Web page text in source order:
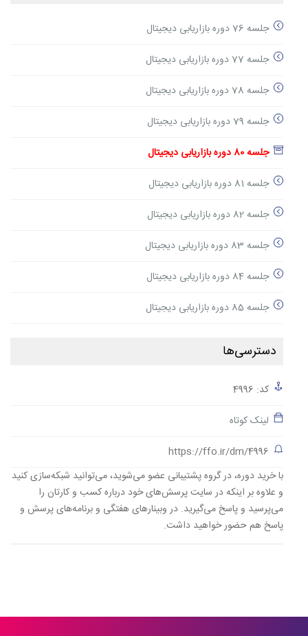
جلسه 76 دوره بازاریابی دیجیتال
جلسه 77 دوره بازاریابی دیجیتال
جلسه 78 دوره بازاریابی دیجیتال
جلسه 79 دوره بازاریابی دیجیتال
جلسه 80 دوره بازاریابی دیجیتال
جلسه 81 دوره بازاریابی دیجیتال
جلسه 82 دوره بازاریابی دیجیتال
جلسه 83 دوره بازاریابی دیجیتال
جلسه 84 دوره بازاریابی دیجیتال
جلسه 85 دوره بازاریابی دیجیتال
دسترسی‌ها
کد: 4996
لینک کوتاه
https://ffo.ir/dm/4996
با خرید دوره، در گروه پشتیبانی عضو می‌شوید، می‌توانید شبکه‌سازی کنید
و علاوه بر اینکه در سایت پرسش‌های خود درباره کسب و کارتان را
می‌پرسید و پاسخ می‌گیرید. در وبینارهای هفتگی و برنامه‌های پرسش و
پاسخ هم حضور خواهید داشت.